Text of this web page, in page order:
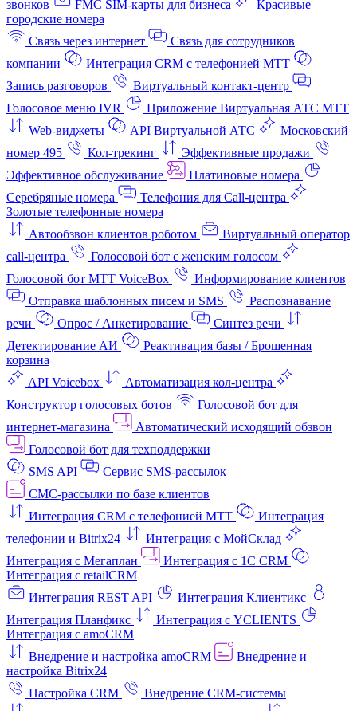
звонков
FMC SIM-карты для бизнеса
Красивые
городские номера
Связь через интернет
Связь для сотрудников
компании
Интеграция CRM с телефонией МТТ
Запись разговоров
Виртуальный контакт‑центр
Голосовое меню IVR
Приложение Виртуальная АТС МТТ
Web-виджеты
API Виртуальной АТС
Московский
номер 495
Кол-трекинг
Эффективные продажи
Эффективное обслуживание
Платиновые номера
Серебряные номера
Телефония для Call-центра
Золотые телефонные номера
Автообзвон клиентов роботом
Виртуальный оператор
call-центра
Голосовой бот с женским голосом
Голосовой бот МТТ VoiceBox
Информирование клиентов
Отправка шаблонных писем и SMS
Распознавание
речи
Опрос / Анкетирование
Синтез речи
Детектирование АИ
Реактивация базы / Брошенная
корзина
API Voicebox
Автоматизация кол‑центра
Конструктор голосовых ботов
Голосовой бот для
интернет‑магазина
Автоматический исходящий обзвон
Голосовой бот для техподдержки
SMS API
Сервис SMS-рассылок
СМС-рассылки по базе клиентов
Интеграция CRM с телефонией МТТ
Интеграция
телефонии и Bitrix24
Интеграция с МойСклад
Интеграция с Мегаплан
Интеграция с 1C CRM
Интеграция с retailCRM
Интеграция REST API
Интеграция Клиентикс
Интеграция Планфикс
Интеграция с YCLIENTS
Интеграция с amoCRM
Внедрение и настройка amoCRM
Внедрение и
настройка Bitrix24
Настройка CRM
Внедрение CRM-системы